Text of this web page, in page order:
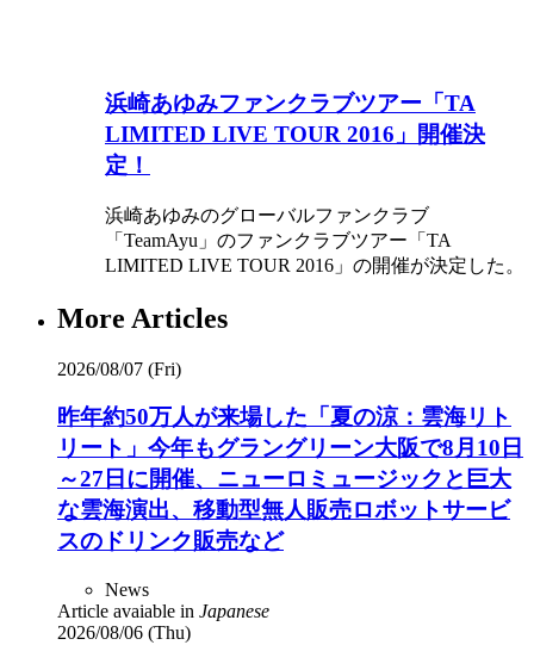
浜崎あゆみファンクラブツアー「TA
LIMITED LIVE TOUR 2016」開催決
定！
浜崎あゆみのグローバルファンクラブ
「TeamAyu」のファンクラブツアー「TA
LIMITED LIVE TOUR 2016」の開催が決定した。
More Articles
2026/08/07 (Fri)
昨年約50万人が来場した「夏の涼：雲海リト
リート」今年もグラングリーン大阪で8月10日
～27日に開催、ニューロミュージックと巨大
な雲海演出、移動型無人販売ロボットサービ
スのドリンク販売など
News
Article avaiable in Japanese
2026/08/06 (Thu)